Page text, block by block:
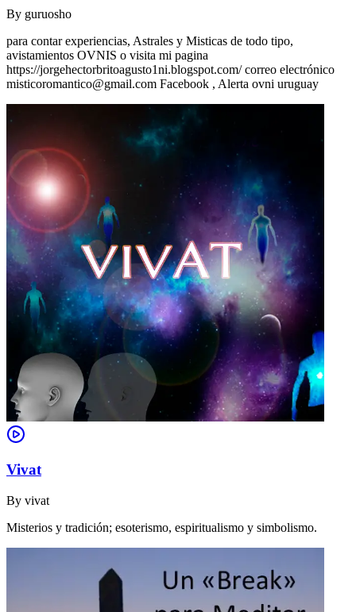
By guruosho
para contar experiencias, Astrales y Misticas de todo tipo,
avistamientos OVNIS o visita mi pagina
https://jorgehectorbritoagusto1ni.blogspot.com/ correo electrónico
misticoromantico@gmail.com Facebook , Alerta ovni uruguay
Vivat
By vivat
Misterios y tradición; esoterismo, espiritualismo y simbolismo.